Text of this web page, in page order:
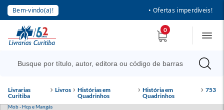
Bem-vindo(a)! • Ofertas imperdíveis!
0
Livrarias
Curitiba
Livros
Histórias em
Quadrinhos
História em
Quadrinhos
753